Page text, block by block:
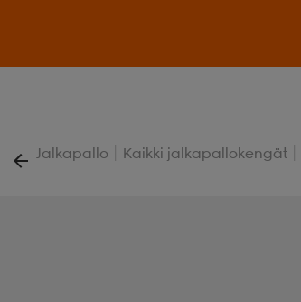
Jalkapallo | Kaikki jalkapallokengät |